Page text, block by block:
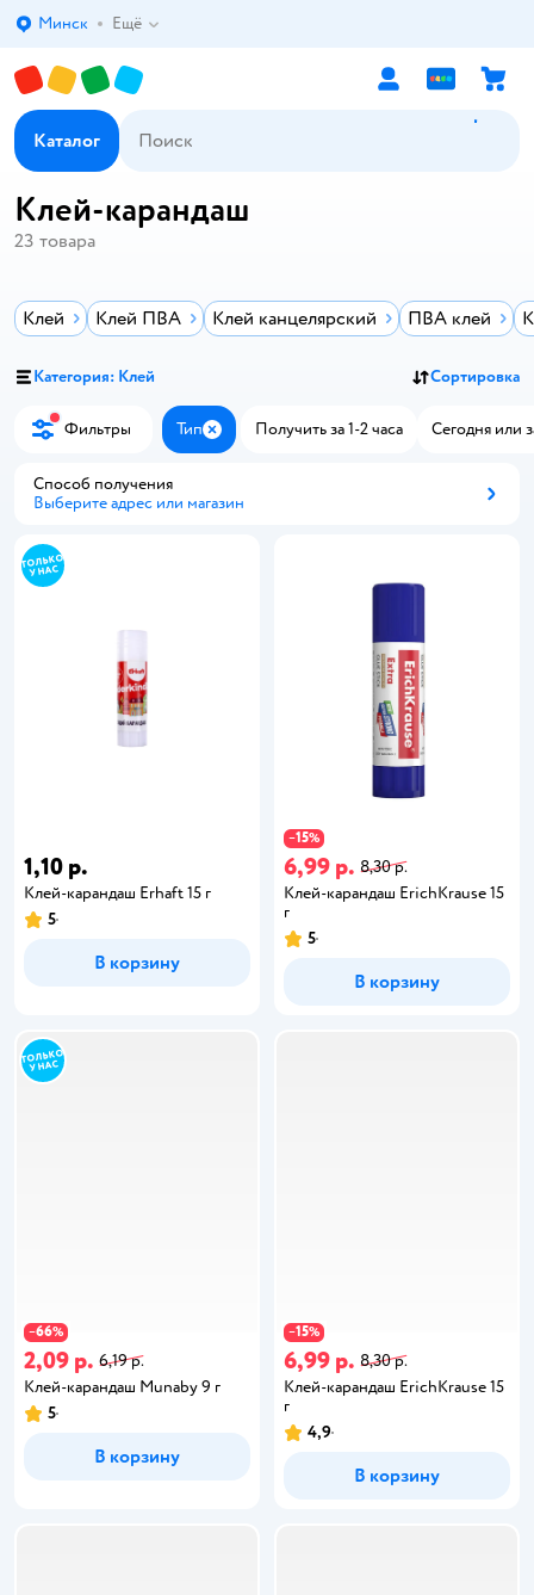
Выбор адреса доставки.
Минск Ещё
Каталог
Клей-карандаш
23 товара
Клей Клей ПВА Клей канцелярский ПВА клей
Категория: Клей Сортировка
Фильтры Тип ЗакрытьПолучить за 1-2 часа Сегодня или
Способ получения
Выберите адрес или магазин
1,10 р.
Клей-карандаш Erhaft 15 г
5
В корзину
−15%
6,99 р. 8,30 р.
Клей-карандаш ErichKrause 15
г
5
В корзину
−66%
2,09 р. 6,19 р.
Клей-карандаш Munaby 9 г
5
В корзину
−15%
6,99 р. 8,30 р.
Клей-карандаш ErichKrause 15
г
4,9
В корзину